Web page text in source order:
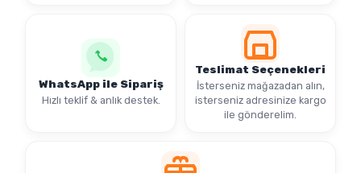
WhatsApp ile Sipariş
Hızlı teklif & anlık destek.
Teslimat Seçenekleri
İsterseniz mağazadan alın,
isterseniz adresinize kargo
ile gönderelim.